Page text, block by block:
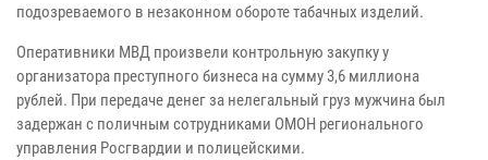
подозреваемого в незаконном обороте табачных изделий.
Оперативники МВД произвели контрольную закупку у
организатора преступного бизнеса на сумму 3,6 миллиона
рублей. При передаче денег за нелегальный груз мужчина был
задержан с поличным сотрудниками ОМОН регионального
управления Росгвардии и полицейскими.